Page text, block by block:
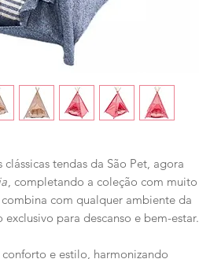
tendas da São Pet, agora
, completando a coleção com muito
com qualquer ambiente da
para descanso e bem-estar.
conforto e estilo, harmonizando